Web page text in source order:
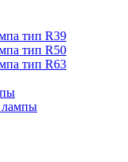
тип R39
тип R50
тип R63
лампы